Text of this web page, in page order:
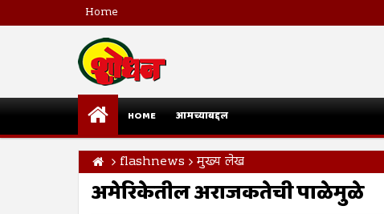
Home
HOME आमच्याबद्दल
flashnews मुख्य लेख
अमेरिकेतील अराजकतेची पाळेमुळे